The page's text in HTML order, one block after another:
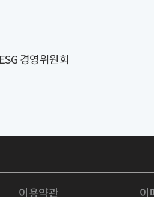
경영위원회
이용약관
이